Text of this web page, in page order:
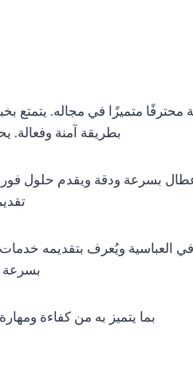
محترفًا متميزًا في مجاله.
بطريقة آمنة
بسرعة ودقة ويقدم حلول
العباسية ويُعرف بتقديمه
بسرعة
بما يتميز به من كفاءة